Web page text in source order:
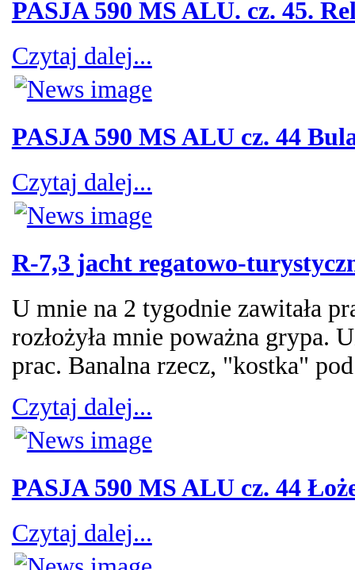
PASJA 590 MS ALU. cz. 45.
Czytaj dalej...
PASJA 590 MS ALU cz. 44
Czytaj dalej...
R-7,3 jacht regatowo-
U mnie na 2 tygodnie zawitała
rozłożyła mnie poważna grypa.
prac. Banalna rzecz, "kostka"
Czytaj dalej...
PASJA 590 MS ALU cz. 44
Czytaj dalej...